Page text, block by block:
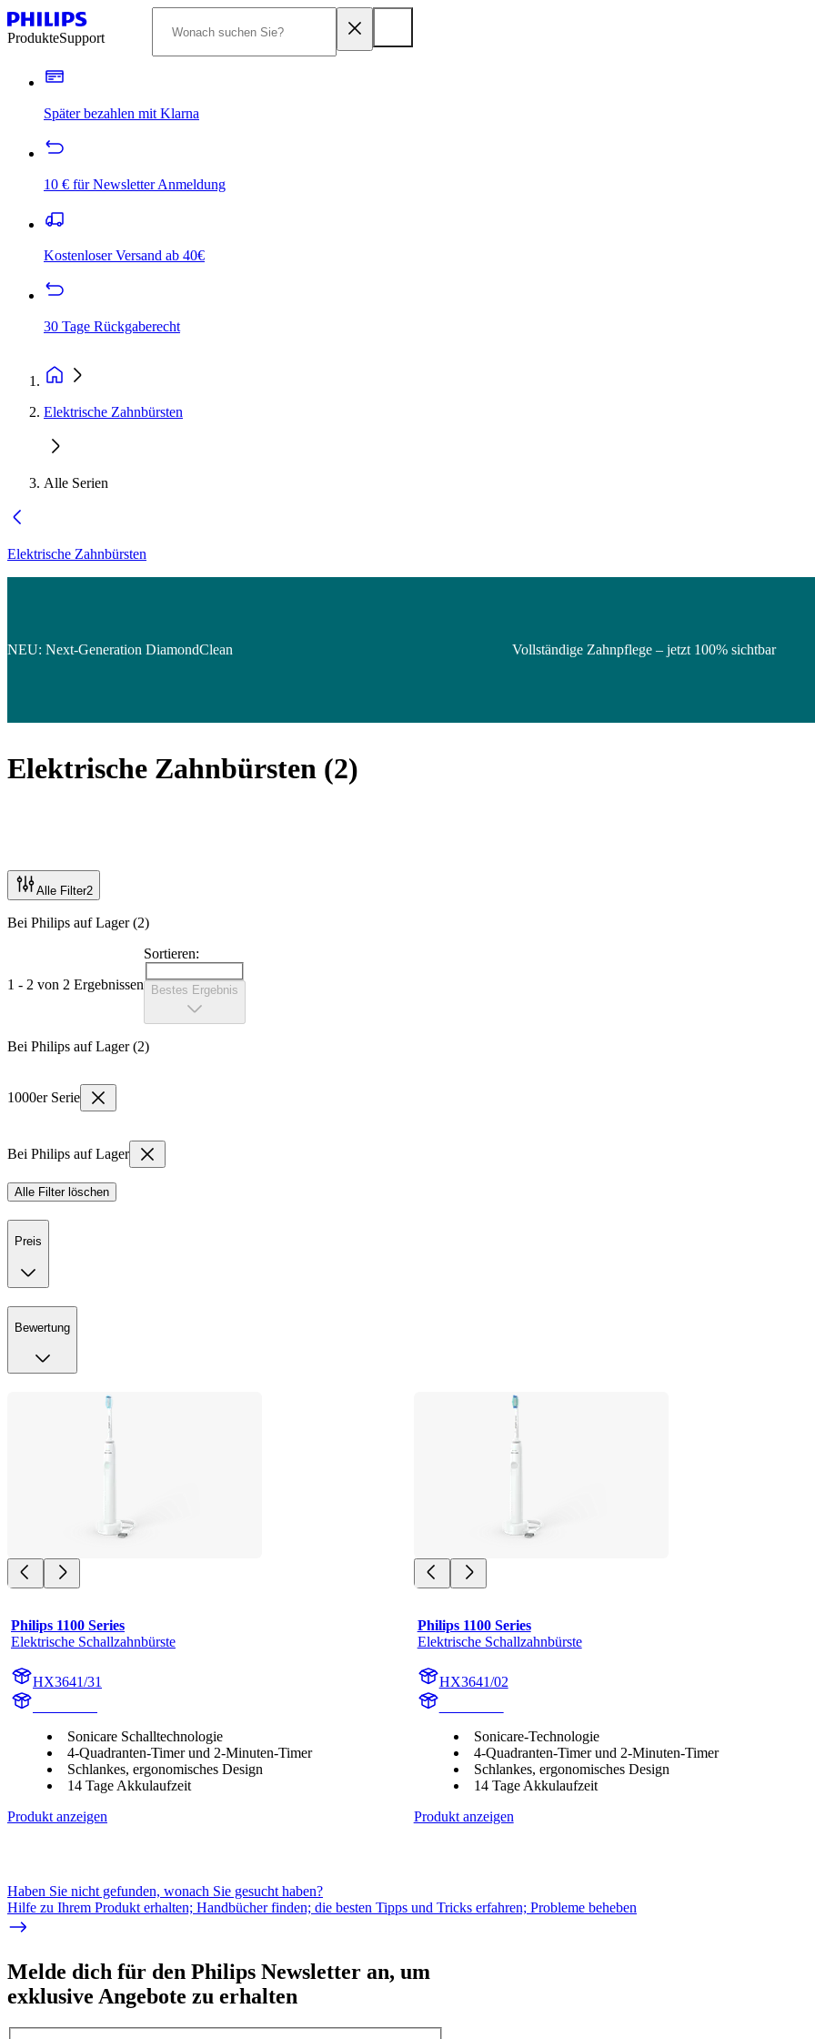
ProdukteSupport
Später bezahlen mit Klarna
10 € für Newsletter Anmeldung
Kostenloser Versand ab 40€
30 Tage Rückgaberecht
Elektrische Zahnbürsten
Alle Serien
Elektrische Zahnbürsten
NEU: Next-Generation DiamondClean Vollständige Zahnpflege – jetzt 100% sichtbar
Elektrische Zahnbürsten (2)
Alle Filter2
Bei Philips auf Lager (2)
1 - 2 von 2 Ergebnissen
Sortieren:
Bestes Ergebnis
Bei Philips auf Lager (2)
1000er Serie
Bei Philips auf Lager
Alle Filter löschen
Preis
Bewertung
Philips 1100 Series
Elektrische Schallzahnbürste
HX3641/31
Sonicare Schalltechnologie
4-Quadranten-Timer und 2-Minuten-Timer
Schlankes, ergonomisches Design
14 Tage Akkulaufzeit
Produkt anzeigen
Philips 1100 Series
Elektrische Schallzahnbürste
HX3641/02
Sonicare-Technologie
4-Quadranten-Timer und 2-Minuten-Timer
Schlankes, ergonomisches Design
14 Tage Akkulaufzeit
Produkt anzeigen
Haben Sie nicht gefunden, wonach Sie gesucht haben?
Hilfe zu Ihrem Produkt erhalten; Handbücher finden; die besten Tipps und Tricks erfahren; Probleme beheben
Melde dich für den Philips Newsletter an, um
exklusive Angebote zu erhalten